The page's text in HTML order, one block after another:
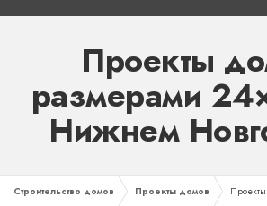
Проекты
размерами
Нижнем
Строительство домов Проекты домов